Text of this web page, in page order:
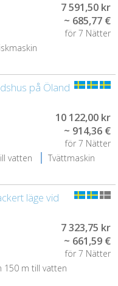
7 591,50 kr
~ 685,77 €
för 7 Nätter
på Öland
10 122,00 kr
~ 914,36 €
för 7 Nätter
vatten
Tvättmaskin
läge vid
7 323,75 kr
~ 661,59 €
för 7 Nätter
150 m till vatten